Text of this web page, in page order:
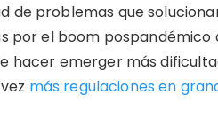
de problemas que
por el boom pospandémico
hacer emerger más
más regulaciones en